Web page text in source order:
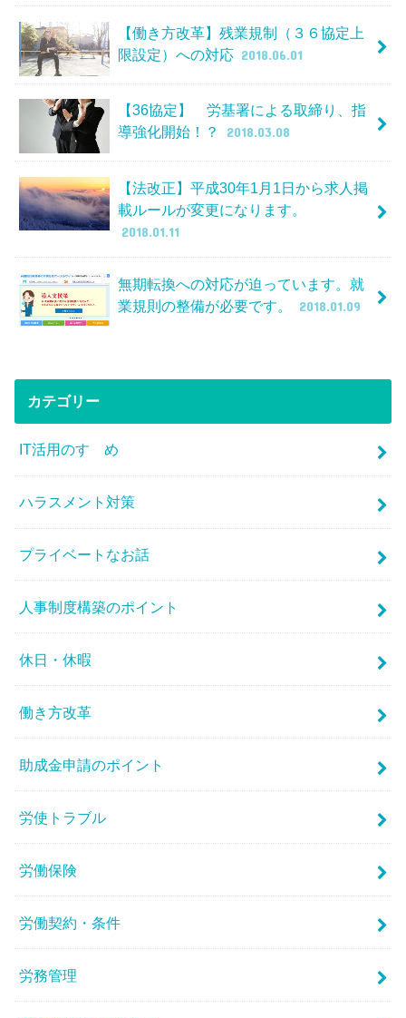
【働き方改革】残業規制（３６協定上
限設定）への対応 2018.06.01
【36協定】 労基署による取締り、指
導強化開始！？
2018.03.08
【法改正】平成30年1月1日から求人掲
載ルールが変更になります。
2018.01.11
無期転換への対応が迫っています。就
業規則の整備が必要です。
2018.01.09
カテゴリー
IT活用のすゝめ
ハラスメント対策
プライベートなお話
人事制度構築のポイント
休日・休暇
働き方改革
助成金申請のポイント
労使トラブル
労働保険
労働契約・条件
労務管理